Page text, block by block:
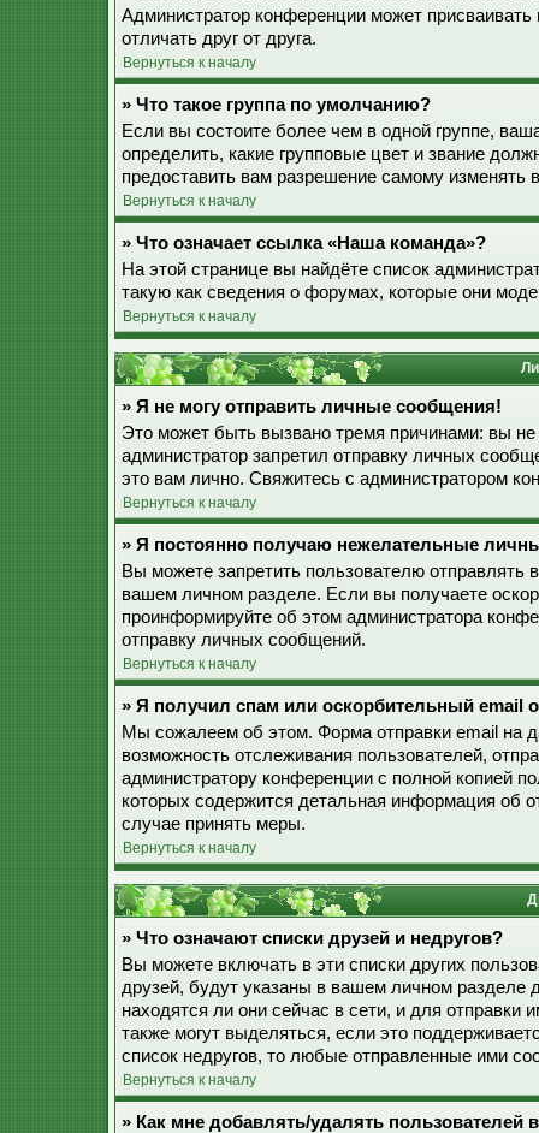
Администратор конференции может
отличать друг от друга.
Вернуться к началу
» Что такое группа по умолчанию?
Если вы состоите более чем в одной группе,
определить, какие групповые цвет и звание
предоставить вам разрешение самому
Вернуться к началу
» Что означает ссылка «Наша команда»?
На этой странице вы найдёте список
такую как сведения о форумах, которые они
Вернуться к началу
» Я не могу отправить личные сообщения!
Это может быть вызвано тремя причинами: вы
администратор запретил отправку личных
это вам лично. Свяжитесь с администратором
Вернуться к началу
» Я постоянно получаю нежелательные
Вы можете запретить пользователю
вашем личном разделе. Если вы получаете
проинформируйте об этом администратора
отправку личных сообщений.
Вернуться к началу
» Я получил спам или оскорбительный email
Мы сожалеем об этом. Форма отправки email на
возможность отслеживания пользователей,
администратору конференции с полной копией
которых содержится детальная информация об
случае принять меры.
Вернуться к началу
» Что означают списки друзей и недругов?
Вы можете включать в эти списки других
друзей, будут указаны в вашем личном разделе
находятся ли они сейчас в сети, и для
также могут выделяться, если это
список недругов, то любые отправленные ими
Вернуться к началу
» Как мне добавлять/удалять пользователей